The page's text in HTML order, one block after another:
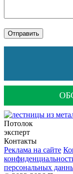
Потолок
эксперт
Контакты
Реклама на сайте
персональных